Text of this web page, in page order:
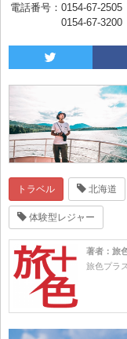
電話番号：0154-67-
0154-67-3200（
トラベル 北海道
体験型レジャー
著者：旅
旅色プラ